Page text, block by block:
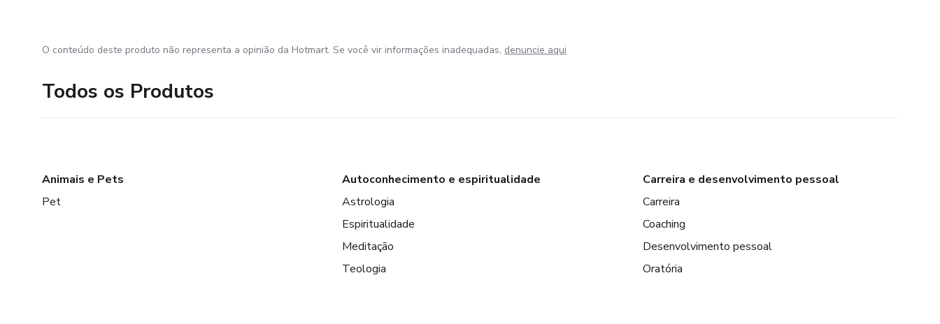
O conteúdo deste produto não representa a opinião da Hotmart. Se você vir informações inadequadas, denuncie aqui
Todos os Produtos
Animais e Pets
Pet
Autoconhecimento e espiritualidade
Astrologia
Espiritualidade
Meditação
Teologia
Carreira e desenvolvimento pessoal
Carreira
Coaching
Desenvolvimento pessoal
Oratória